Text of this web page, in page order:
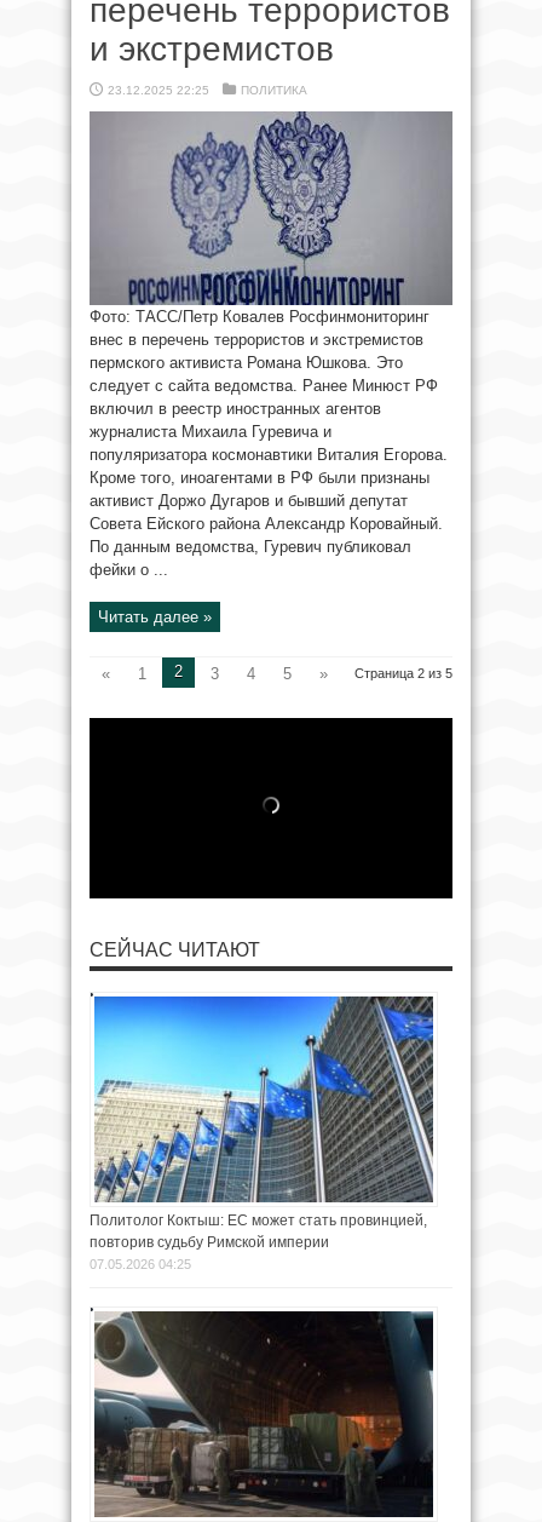
перечень террористов
и экстремистов
23.12.2025 22:25 ПОЛИТИКА
Фото: ТАСС/Петр Ковалев Росфинмониторинг
внес в перечень террористов и экстремистов
пермского активиста Романа Юшкова. Это
следует с сайта ведомства. Ранее Минюст РФ
включил в реестр иностранных агентов
журналиста Михаила Гуревича и
популяризатора космонавтики Виталия Егорова.
Кроме того, иноагентами в РФ были признаны
активист Доржо Дугаров и бывший депутат
Совета Ейского района Александр Коровайный.
По данным ведомства, Гуревич публиковал
фейки о ...
Читать далее »
Страница 2 из 5
« 1 2 3 4 5 »
СЕЙЧАС ЧИТАЮТ
Политолог Коктыш: ЕС может стать провинцией,
повторив судьбу Римской империи
07.05.2026 04:25